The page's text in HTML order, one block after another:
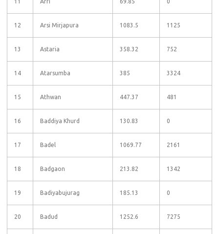
12 Arsi Mirjapura 1083.5 1125
13 Astaria 358.32 752
14 Atarsumba 385 3324
15 Athwan 447.37 481
16 Baddiya Khurd 130.83 0
17 Badel 1069.77 2161
18 Badgaon 213.82 1342
19 Badiyabujurag 185.13 0
20 Badud 1252.6 7275